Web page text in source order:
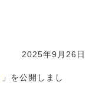
2025年9月26日
」を公開しまし